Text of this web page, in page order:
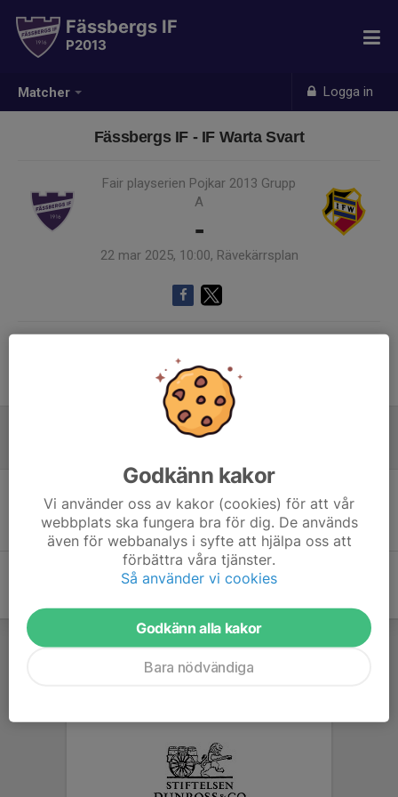
Matcher Logga in
Fässbergs IF
P2013
Fässbergs IF - IF Warta Svart
Fair playserien Pojkar 2013 Grupp
A
-
22 mar 2025, 10:00, Rävekärrsplan
Endast kallade kunde anmäla sig till aktiviteten. 11 personer var kallade.
Logga in här
Inget referat skrivet
Godkänn kakor
Vi använder oss av kakor (cookies) för att vår
webbplats ska fungera bra för dig. De används
även för webbanalys i syfte att hjälpa oss att
förbättra våra tjänster.
Så använder vi cookies
Godkänn alla kakor
Bara nödvändiga